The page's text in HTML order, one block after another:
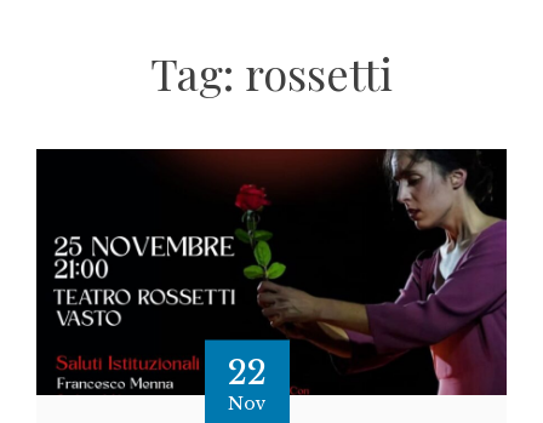
Tag: rossetti
22
Nov